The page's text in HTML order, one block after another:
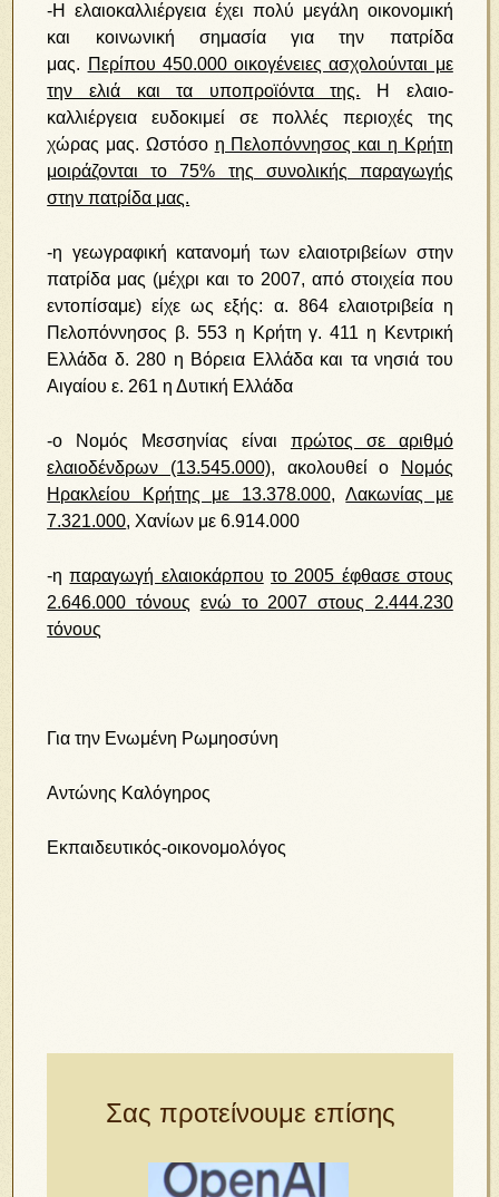
-Η ελαιοκαλλιέργεια έχει πολύ μεγάλη οικονομική
και κοινωνική σημασία για την πατρίδα
μας. Περίπου 450.000 οικογένειες ασχολούνται με
την ελιά και τα υποπροϊόντα της. Η ελαιο-
καλλιέργεια ευδοκιμεί σε πολλές περιοχές της
χώρας μας. Ωστόσο η Πελοπόννησος και η Κρήτη
μοιράζονται το 75% της συνολικής παραγωγής
στην πατρίδα μας.
-η γεωγραφική κατανομή των ελαιοτριβείων στην
πατρίδα μας (μέχρι και το 2007, από στοιχεία που
εντοπίσαμε) είχε ως εξής: α. 864 ελαιοτριβεία η
Πελοπόννησος β. 553 η Κρήτη γ. 411 η Κεντρική
Ελλάδα δ. 280 η Βόρεια Ελλάδα και τα νησιά του
Αιγαίου ε. 261 η Δυτική Ελλάδα
-ο Νομός Μεσσηνίας είναι πρώτος σε αριθμό
ελαιοδένδρων (13.545.000), ακολουθεί ο
Νομός
Ηρακλείου Κρήτης με 13.378.000,Λακωνίας με
7.321.000, Χανίων με 6.914.000
-ηπαραγωγή ελαιοκάρπου το 2005 έφθασε στους
2.646.000 τόνους ενώ το 2007 στους 2.444.230
τόνους
Για την Ενωμένη Ρωμηοσύνη
Αντώνης Καλόγηρος
Εκπαιδευτικός-οικονομολόγος
Σας προτείνουμε επίσης